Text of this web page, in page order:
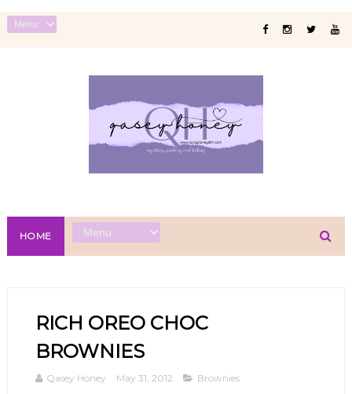
HOME
RICH OREO CHOC
BROWNIES
Qasey Honey May 31, 2012 Brownies